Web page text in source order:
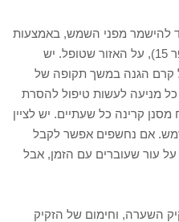
להישמר מפני השמש, באמצעות
מריחה של קרם הגנה (החל ממספר 15), על האזור שטופל. יש
קרם הגנה במשך תקופה של
מניעה לעשות טיפול להסרת
קרינה כל שעתיים. יש לציין
אם נחשפים אפשר לקבל
על עור שעוברים עם הזמן, אבל
השערה, וחימום של הזקיק